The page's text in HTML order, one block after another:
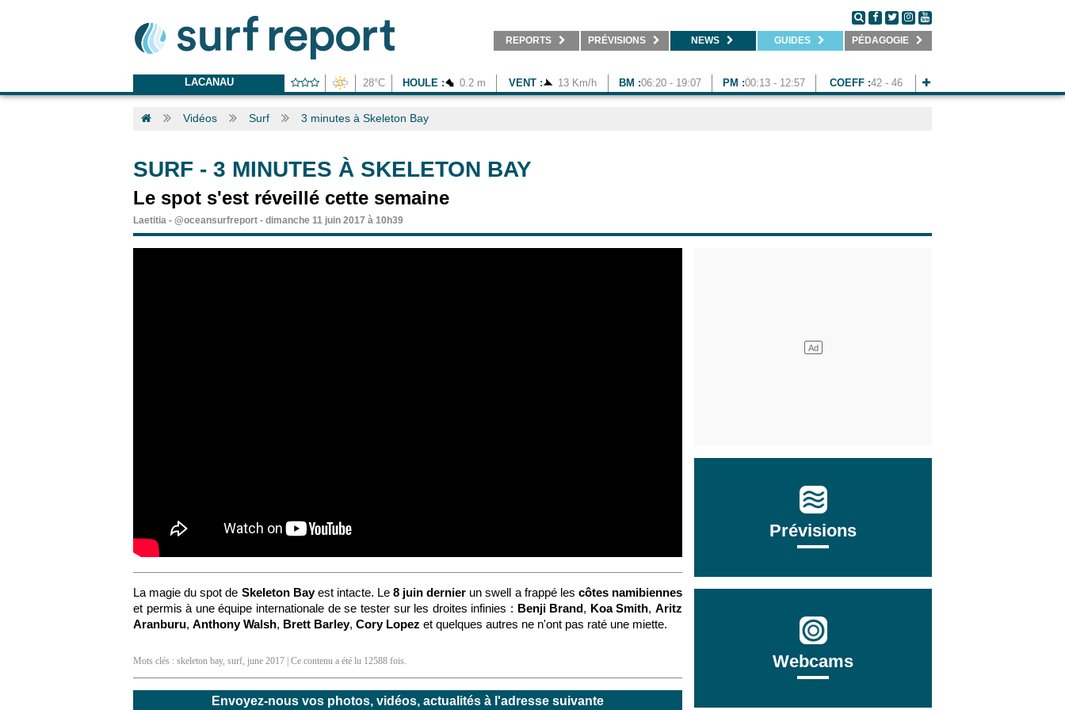
REPORTS PRÉVISIONS NEWS GUIDES PÉDAGOGIE
LACANAU 28°C HOULE : 0.2 m VENT : 13 Km/h BM :06:20 - 19:07 PM :00:13 - 12:57 COEFF :42 - 46
Vidéos Surf 3 minutes à Skeleton Bay
SURF - 3 MINUTES À SKELETON BAY
Le spot s'est réveillé cette semaine
Laetitia - @oceansurfreport - dimanche 11 juin 2017 à 10h39
La magie du spot de Skeleton Bayest intacte. Le8 juin dernier un swell a frappé les côtes namibiennes
et permis à une équipe internationale de se tester sur les droites infinies : Benji Brand, Koa Smith,Aritz
Aranburu, Anthony Walsh, Brett Barley, Cory Lopez et quelques autres ne n'ont pas raté une miette.
Mots clés : skeleton bay, surf, june 2017 | Ce contenu a été lu 12588 fois.
Envoyez-nous vos photos, vidéos, actualités à l'adresse suivante
Prévisions
Webcams